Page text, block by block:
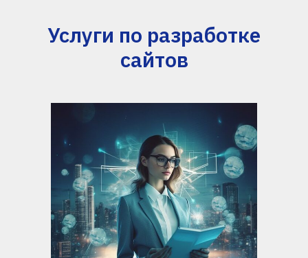
Услуги по разработке
сайтов